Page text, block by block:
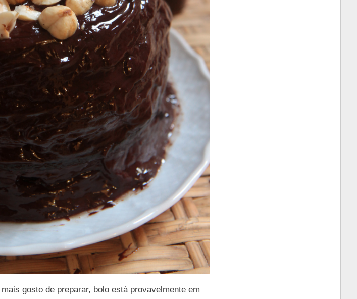
gosto de preparar, bolo está provavelmente em